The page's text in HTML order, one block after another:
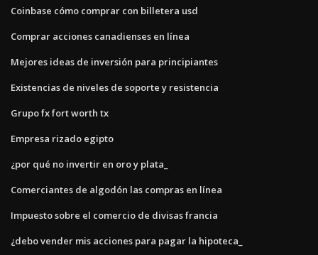
Coinbase cómo comprar con billetera usd
Comprar acciones canadienses en línea
Mejores ideas de inversión para principiantes
Existencias de niveles de soporte y resistencia
Grupo fx fort worth tx
Empresa rizado egipto
¿por qué no invertir en oro y plata_
Comerciantes de algodón las compras en línea
Impuesto sobre el comercio de divisas francia
¿debo vender mis acciones para pagar la hipoteca_